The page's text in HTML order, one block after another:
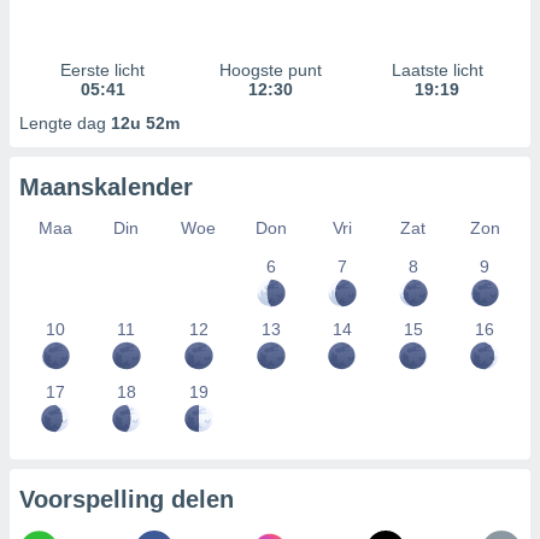
Eerste licht
05:41
Hoogste punt
12:30
Laatste licht
19:19
Lengte dag 12u 52m
Maanskalender
Maa Din Woe Don Vri Zat
Zon
6
7 8 9
10 11 12 13 14 15 16
17 18 19
Voorspelling delen